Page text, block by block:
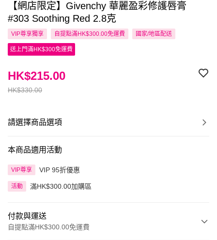
【網店限定】Givenchy 華麗盈彩修護唇膏
#303 Soothing Red 2.8克
VIP尊享獨享 自提點滿HK$300.00免運費 國家/地區配送
送上門滿HK$300免運費
HK$330.00
HK$215.00
請選擇商品選項
本商品適用活動
VIP尊享 VIP 95折優惠
活動 滿HK$300.00加購區
付款與運送
自提點滿HK$300.00免運費